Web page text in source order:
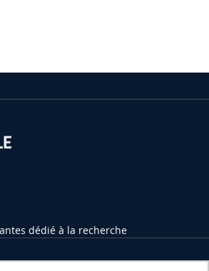
dédié à la recherche